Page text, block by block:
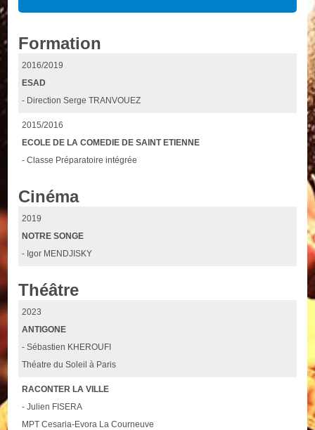
Formation
2016/2019
ESAD
- Direction Serge TRANVOUEZ
2015/2016
ECOLE DE LA COMEDIE DE SAINT ETIENNE
- Classe Préparatoire intégrée
Cinéma
2019
NOTRE SONGE
- Igor MENDJISKY
Théâtre
2023
ANTIGONE
- Sébastien KHEROUFI
Théatre du Soleil à Paris
RACONTER LA VILLE
- Julien FISERA
MPT Cesaria-Evora La Courneuve